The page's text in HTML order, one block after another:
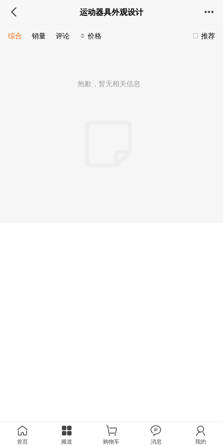
运动器具外观设计
推荐
综合 销量 评论 价格
抱歉，暂无相关信息
首页 频道 购物车 消息 我的